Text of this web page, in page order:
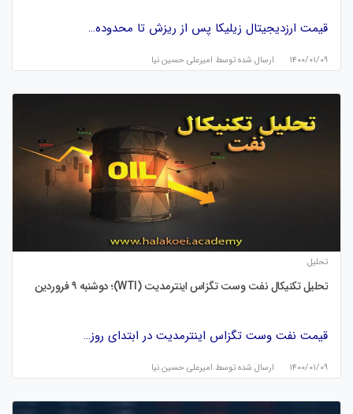
قیمت ارزدیجیتال زیلیکا پس از ریزش تا محدوده…
۱۴۰۰/۰۱/۰۹ ارسال شده توسط امیرعلی حسین نیا
تحلیل
تحلیل تکنیکال نفت وست تگزاس اینترمدیت (WTI)؛ دوشنبه ۹ فروردین
قیمت نفت وست تگزاس اینترمدیت در ابتدای روز…
۱۴۰۰/۰۱/۰۹ ارسال شده توسط امیرعلی حسین نیا